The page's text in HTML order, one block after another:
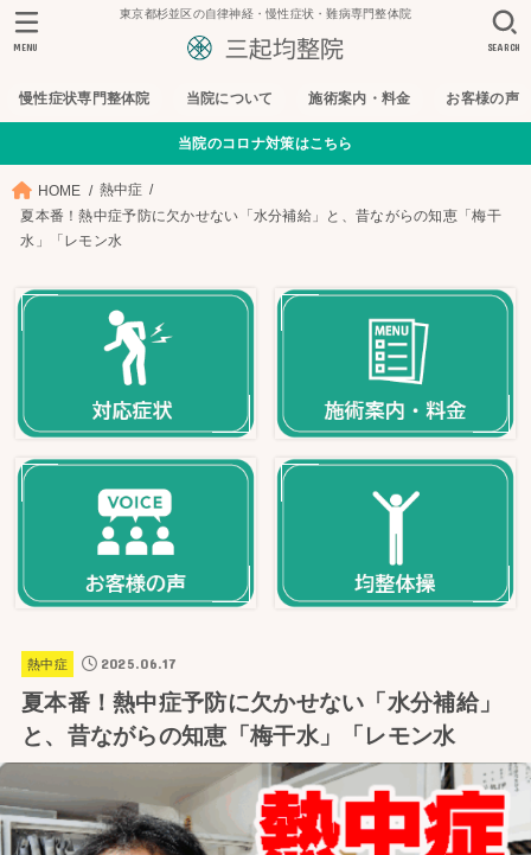
東京都杉並区の自律神経・慢性症状・難病専門整体院
慢性症状専門整体院 当院について 施術案内・料金 お客様の声
SEARCH
MENU
当院のコロナ対策はこちら
HOME
熱中症
夏本番！熱中症予防に欠かせない「水分補給」と、昔ながらの知恵「梅干
水」「レモン水
熱中症 2025.06.17
夏本番！熱中症予防に欠かせない「水分補給」
と、昔ながらの知恵「梅干水」「レモン水